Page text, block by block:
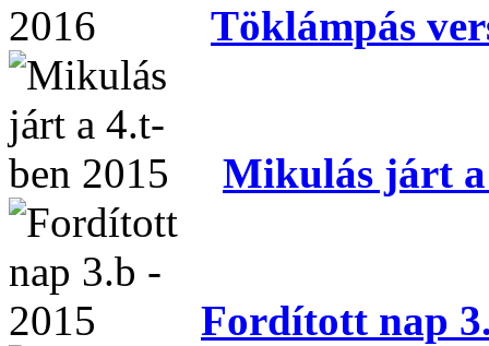
Töklámpás
Mikulás járt a
Fordított nap